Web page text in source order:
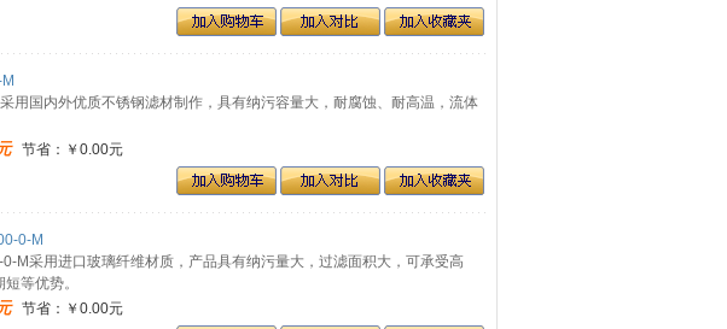
用国内外优质不锈钢滤材制作，具有纳污容量大，耐腐蚀、耐高温，流体
节省：￥0.00元
0-M
M采用进口玻璃纤维材质，产品具有纳污量大，过滤面积大，可承受高
等优势。
节省：￥0.00元